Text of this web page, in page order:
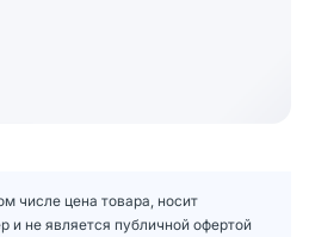
числе цена товара, носит
и не является публичной офертой